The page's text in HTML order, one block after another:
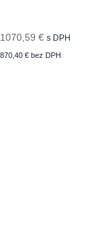
1070,59 € s DPH
870,40 € bez DPH